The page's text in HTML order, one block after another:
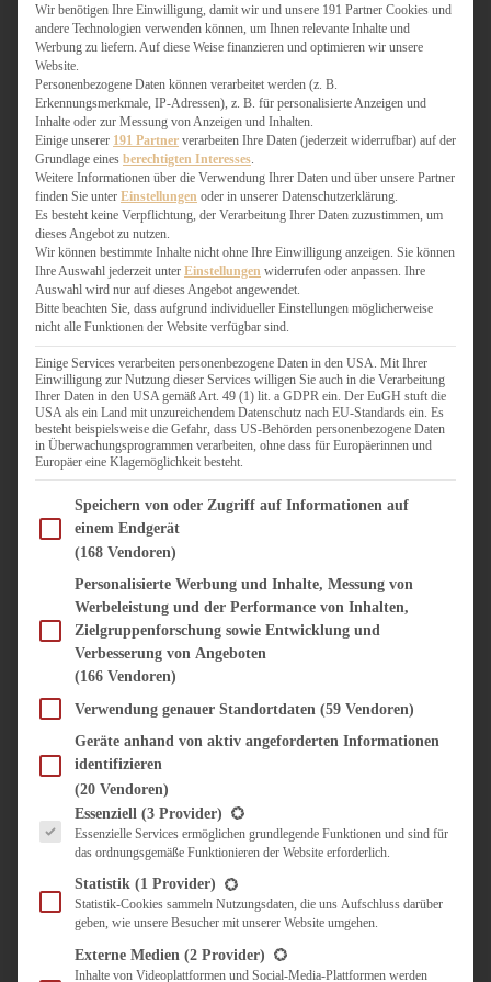
SCHOKOLADIGES
SÜSSES HAUPTGERICHT
TÖRTCHEN
VEGAN SÜSS
WEIHNACHTSBÄCKEREI
HERZHAFT
BURGER & SANDWICHES
FIX AUF DEM TISCH
FLEISCH & FISCH
GRILLEN / BARBECUE
HERZHAFTES BACKEN
ONE-POT-GERICHTE
PASTA & NUDELGERICHTE
PIZZA, TARTES & QUICHES
REIS & RISOTTO
SALATE & SNACKS
SUPPENKASPEREIEN
VORSPEISEN
SÜSS & HERZHAFT
BROTAUFSTRICH
DIPS, SAUCEN, CHUTNEYS
KÜCHENGESCHENKE
UNTERWEGS
KULINARISCH UNTERWEGS
ÜBER MICH
ZUSAMMENARBEIT
Wir benötigen Ihre Einwilligung, damit wir und unsere 191 Partner Cookies und
andere Technologien verwenden können, um Ihnen relevante Inhalte und
Werbung zu liefern. Auf diese Weise finanzieren und optimieren wir unsere
Website.
Personenbezogene Daten können verarbeitet werden (z. B.
Erkennungsmerkmale, IP-Adressen), z. B. für personalisierte Anzeigen und
Inhalte oder zur Messung von Anzeigen und Inhalten.
Einige unserer 191 Partner verarbeiten Ihre Daten (jederzeit widerrufbar) auf der
Grundlage eines berechtigten Interesses
Weitere Informationen über die Verwendung Ihrer Daten und über unsere Partner
finden Sie unter Einstellungen oder in unserer Datenschutzerklärung.
Es besteht keine Verpflichtung, der Verarbeitung Ihrer Daten zuzustimmen, um
dieses Angebot zu nutzen.
Wir können bestimmte Inhalte nicht ohne Ihre Einwilligung anzeigen. Sie können
Ihre Auswahl jederzeit unter Einstellungen widerrufen oder anpassen. Ihre
Auswahl wird nur auf dieses Angebot angewendet.
Bitte beachten Sie, dass aufgrund individueller Einstellungen möglicherweise
nicht alle Funktionen der Website verfügbar sind.
Einige Services verarbeiten personenbezogene Daten in den USA. Mit Ihrer
Einwilligung zur Nutzung dieser Services willigen Sie auch in die Verarbeitung
Ihrer Daten in den USA gemäß Art. 49 (1) lit. a GDPR ein. Der EuGH stuft die
USA als ein Land mit unzureichendem Datenschutz nach EU-Standards ein. Es
besteht beispielsweise die Gefahr, dass US-Behörden personenbezogene Daten
in Überwachungsprogrammen verarbeiten, ohne dass für Europäerinnen und
Europäer eine Klagemöglichkeit besteht.
Im Folgenden finden Sie eine Liste der Zwecke des IAB Transparency and Consent
Speichern von oder Zugriff auf Informationen auf
einem Endgerät
(168 Vendoren)
Personalisierte Werbung und Inhalte, Messung von
Werbeleistung und der Performance von Inhalten,
Zielgruppenforschung sowie Entwicklung und
Verbesserung von Angeboten
(166 Vendoren)
Verwendung genauer Standortdaten (59 Vendoren)
Geräte anhand von aktiv angeforderten Informationen
identifizieren
(20 Vendoren)
Es folgt eine Liste der Service-Gruppen, für die eine Einwilligung erteilt werden
Essenziell (3 Provider)
Essenzielle Services ermöglichen grundlegende Funktionen und sind für
das ordnungsgemäße Funktionieren der Website erforderlich.
Statistik (1 Provider)
Statistik-Cookies sammeln Nutzungsdaten, die uns Aufschluss darüber
geben, wie unsere Besucher mit unserer Website umgehen.
Externe Medien (2 Provider)
Inhalte von Videoplattformen und Social-Media-Plattformen werden